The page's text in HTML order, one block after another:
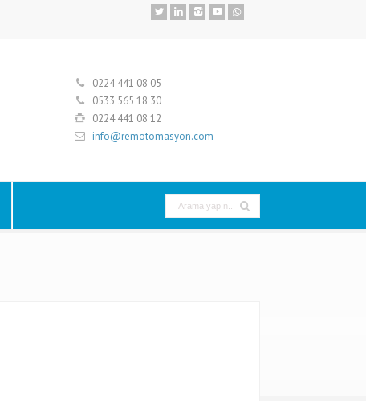
0224 441 08 05
0533 565 18 30
0224 441 08 12
info@remotomasyon.com